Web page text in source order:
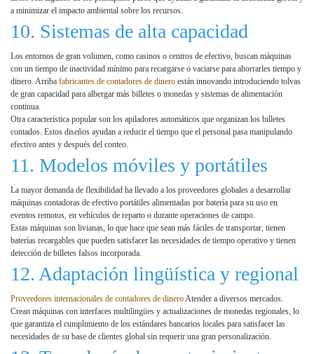
a minimizar el impacto ambiental sobre los recursos.
10. Sistemas de alta capacidad
Los entornos de gran volumen, como casinos o centros de efectivo, buscan máquinas
con un tiempo de inactividad mínimo para recargarse o vaciarse para ahorrarles tiempo y
dinero. Arriba fabricantes de contadores de dinero están innovando introduciendo tolvas
de gran capacidad para albergar más billetes o monedas y sistemas de alimentación
continua.
Otra característica popular son los apiladores automáticos que organizan los billetes
contados. Estos diseños ayudan a reducir el tiempo que el personal pasa manipulando
efectivo antes y después del conteo.
11. Modelos móviles y portátiles
La mayor demanda de flexibilidad ha llevado a los proveedores globales a desarrollar
máquinas contadoras de efectivo portátiles alimentadas por batería para su uso en
eventos remotos, en vehículos de reparto o durante operaciones de campo.
Estas máquinas son livianas, lo que hace que sean más fáciles de transportar, tienen
baterías recargables que pueden satisfacer las necesidades de tiempo operativo y tienen
detección de billetes falsos incorporada.
12. Adaptación lingüística y regional
Proveedores internacionales de contadores de dineroAtender a diversos mercados.
Crean máquinas con interfaces multilingües y actualizaciones de monedas regionales, lo
que garantiza el cumplimiento de los estándares bancarios locales para satisfacer las
necesidades de su base de clientes global sin requerir una gran personalización.